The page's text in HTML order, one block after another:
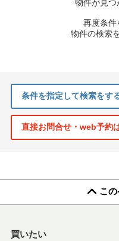
物件が見つ
再度条件
物件の検索
条件を指定して検索をす
直接お問合せ・web予約
こ
買いたい